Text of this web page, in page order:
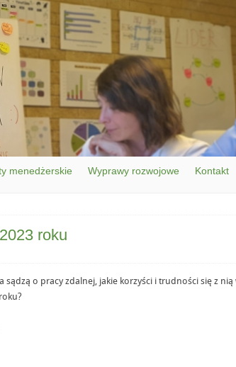
menedżerskie Wyprawy rozwojowe Kontakt
roku
sądzą o pracy zdalnej, jakie korzyści i trudności się z